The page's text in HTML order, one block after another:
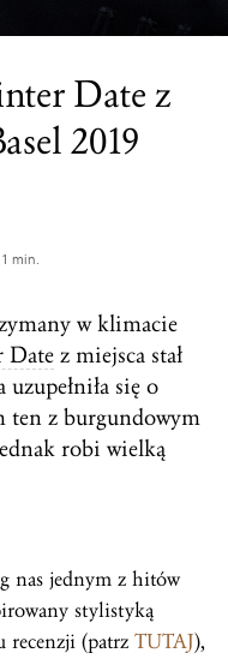
Date z
2019
1 min.
w klimacie
Date z miejsca stał
się o
ten z burgundowym
robi wielką
nas jednym z hitów
stylistyką
recenzji (patrz TUTAJ),